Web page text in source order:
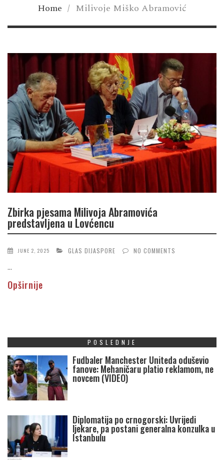
Home / Milivoje Miško Abramović
Zbirka pjesama Milivoja Abramovića
predstavljena u Lovćencu
JUNE 2, 2025 GLAS DIJASPORE NO COMMENTS
...
Opširnije
POSLEDNJE
Fudbaler Manchester Uniteda oduševio
fanove: Mehaničaru platio reklamom, ne
novcem (VIDEO)
Diplomatija po crnogorski: Uvrijedi
ljekare, pa postani generalna konzulka u
Istanbulu